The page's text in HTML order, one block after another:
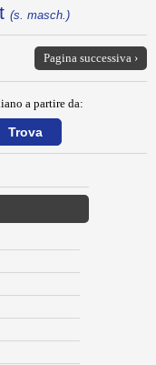
(s. masch.)
Pagina successiva ›
a partire da: